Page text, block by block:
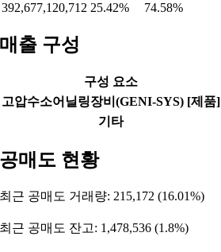
392,677,120,712 25.42% 74.58%
매출 구성
구성 요소
고압수소어닐링장비(GENI-SYS) [제품]
기타
공매도 현황
최근 공매도 거래량: 215,172 (16.01%)
최근 공매도 잔고: 1,478,536 (1.8%)